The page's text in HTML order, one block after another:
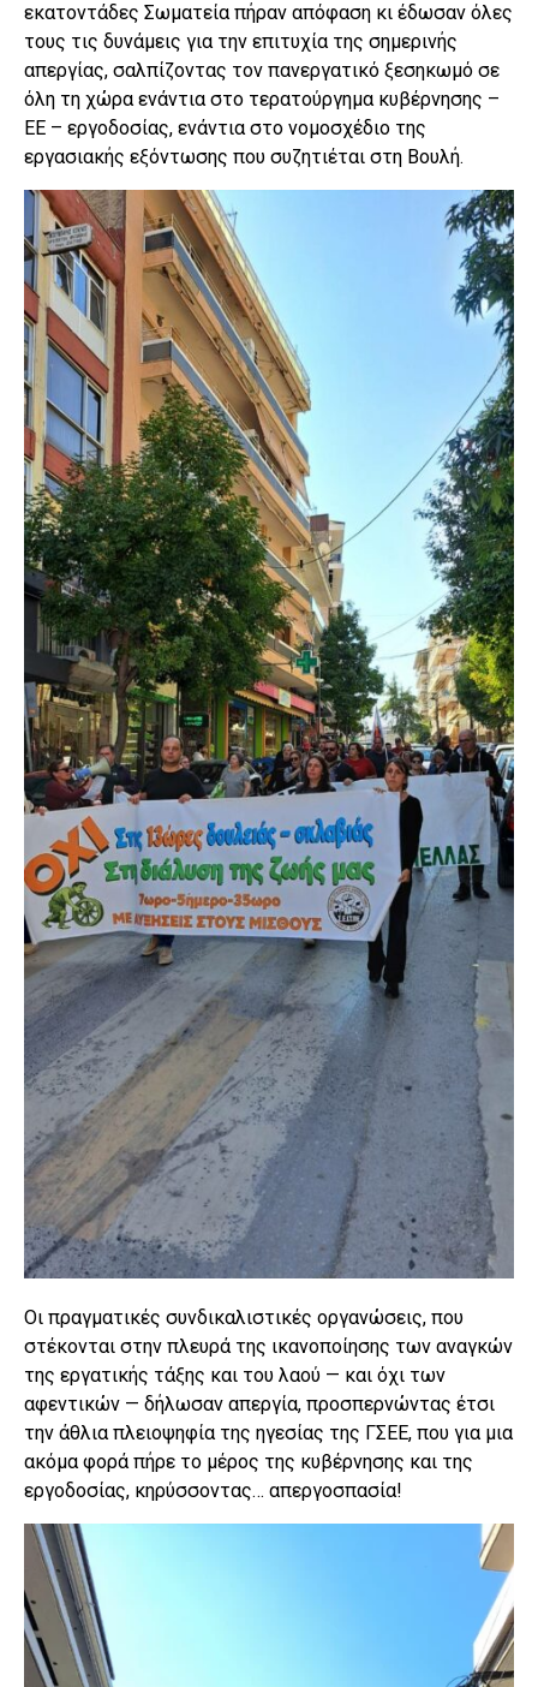
εκατοντάδες Σωματεία πήραν απόφαση κι έδωσαν όλες
τους τις δυνάμεις για την επιτυχία της σημερινής
απεργίας, σαλπίζοντας τον πανεργατικό ξεσηκωμό σε
όλη τη χώρα ενάντια στο τερατούργημα κυβέρνησης –
ΕΕ – εργοδοσίας, ενάντια στο νομοσχέδιο της
εργασιακής εξόντωσης που συζητιέται στη Βουλή.
Οι πραγματικές συνδικαλιστικές οργανώσεις, που
στέκονται στην πλευρά της ικανοποίησης των αναγκών
της εργατικής τάξης και του λαού — και όχι των
αφεντικών — δήλωσαν απεργία, προσπερνώντας έτσι
την άθλια πλειοψηφία της ηγεσίας της ΓΣΕΕ, που για μια
ακόμα φορά πήρε το μέρος της κυβέρνησης και της
εργοδοσίας, κηρύσσοντας… απεργοσπασία!